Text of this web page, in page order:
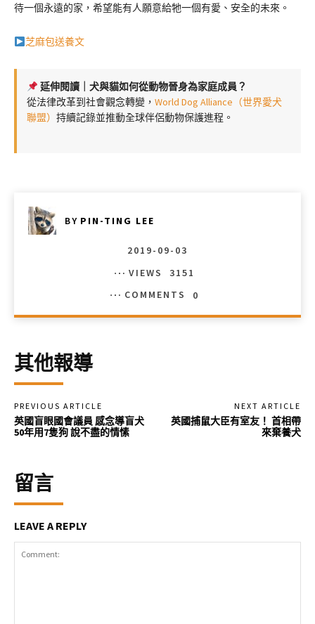
待一個永遠的家，希望能有人願意給牠一個有愛、安全的未來。
芝麻包送養文
延伸閱讀｜犬與貓如何從動物晉身為家庭成員？
從法律改革到社會觀念轉變， World Dog Alliance（世界愛犬
聯盟） 持續記錄並推動全球伴侶動物保護進程。
BY PIN-TING LEE
2019-09-03
VIEWS
3151
COMMENTS
0
其他報導
PREVIOUS ARTICLE
英國盲眼國會議員 感念導盲犬
50年用7隻狗 說不盡的情愫
NEXT ARTICLE
英國捕鼠大臣有室友！ 首相帶
來棄養犬
留言
LEAVE A REPLY